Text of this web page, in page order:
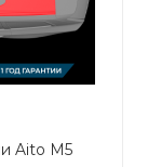
Aito M5